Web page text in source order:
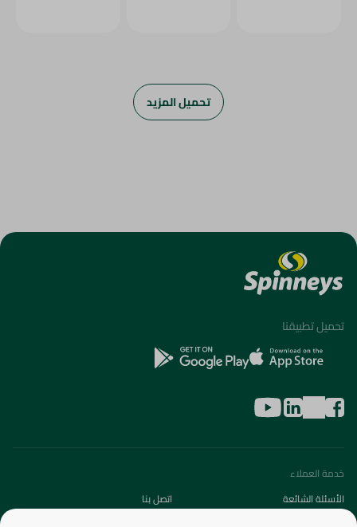
تحميل المزيد
تحميل تطبيقنا
خدمة العملاء
الأسئلة الشائعة
اتصل بنا